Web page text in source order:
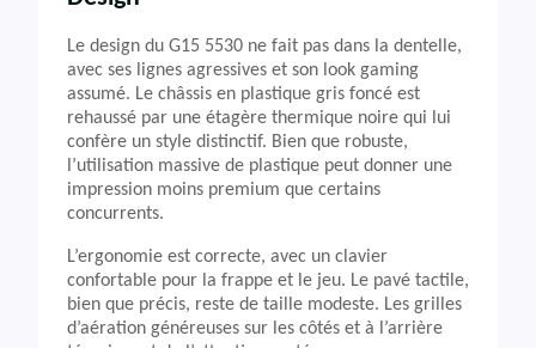
Le design du G15 5530 ne fait pas dans la dentelle,
avec ses lignes agressives et son look gaming
assumé. Le châssis en plastique gris foncé est
rehaussé par une étagère thermique noire qui lui
confère un style distinctif. Bien que robuste,
l’utilisation massive de plastique peut donner une
impression moins premium que certains
concurrents.
L’ergonomie est correcte, avec un clavier
confortable pour la frappe et le jeu. Le pavé tactile,
bien que précis, reste de taille modeste. Les grilles
d’aération généreuses sur les côtés et à l’arrière